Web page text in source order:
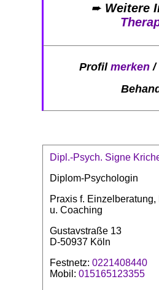
➨ Weitere
Profil merken/
Dipl.-Psych. Signe
Diplom-Psychologin
Praxis f.
u. Coaching
Gustavstraße 13
D-50937 Köln
Festnetz: 0221408440
Mobil: 015165123355